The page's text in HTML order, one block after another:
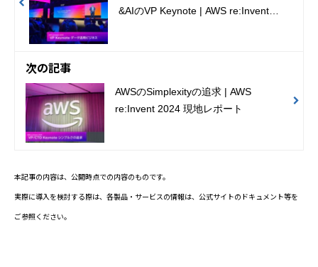
&AIのVP Keynote | AWS re:Invent
次の記事
AWSのSimplexityの追求 | AWS
re:Invent 2024 現地レポート
本記事の内容は、公開時点での内容のものです。
実際に導入を検討する際は、各製品・サービスの情報は、公式サイトのドキュメント等を
ご参照ください。